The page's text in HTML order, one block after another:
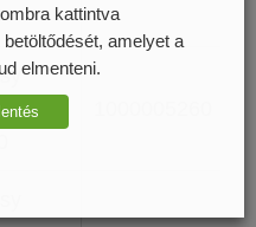
kattintva
amelyet a
elmenteni.